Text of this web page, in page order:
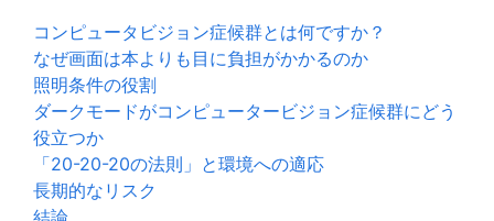
コンピュータビジョン症候群とは何ですか？
なぜ画面は本よりも目に負担がかかるのか
照明条件の役割
ダークモードがコンピュータービジョン症候群にどう
役立つか
「20-20-20の法則」と環境への適応
長期的なリスク
結論